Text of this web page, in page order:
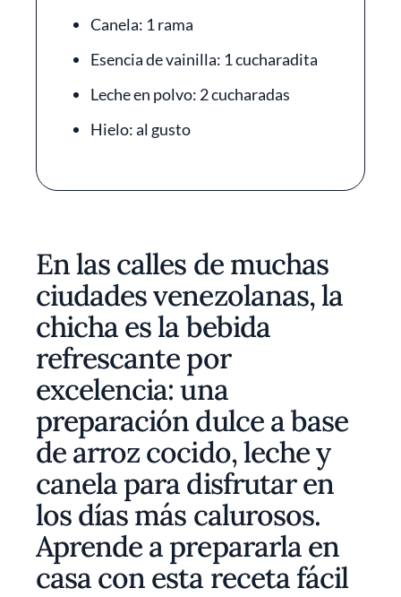
Canela: 1 rama
Esencia de vainilla: 1 cucharadita
Leche en polvo: 2 cucharadas
Hielo: al gusto
En las calles de muchas
ciudades venezolanas, la
chicha es la bebida
refrescante por
excelencia: una
preparación dulce a base
de arroz cocido, leche y
canela para disfrutar en
los días más calurosos.
Aprende a prepararla en
casa con esta receta fácil